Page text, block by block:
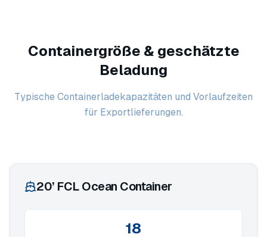
Containergröße & geschätzte
Beladung
Typische Containerladekapazitäten und Vorlaufzeiten
für Exportlieferungen.
20’ FCL Ocean Container
18